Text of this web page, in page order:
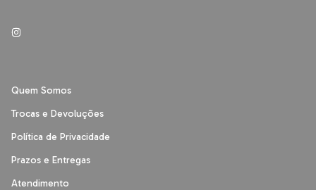
Quem Somos
Trocas e Devoluções
Política de Privacidade
Prazos e Entregas
Atendimento